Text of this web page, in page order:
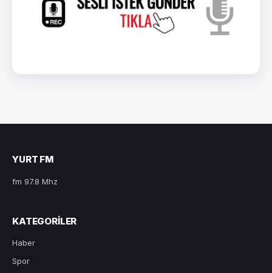
YURT FM
fm 97.8 Mhz
KATEGORILER
Haber
Spor